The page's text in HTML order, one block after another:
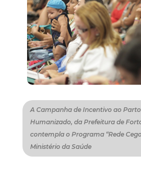
A Campanha de Incentivo ao
Humanizado, da Prefeitura de
contempla o Programa “Rede
Ministério da Saúde